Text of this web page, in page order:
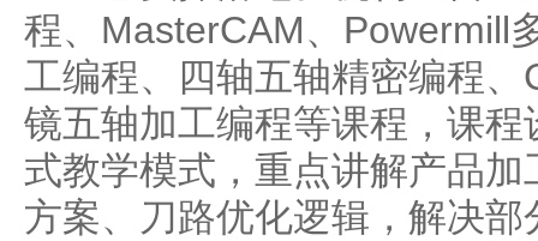
程、MasterCAM、Powermill
工编程、四轴五轴精密编程
镜五轴加工编程等课程，课
式教学模式，重点讲解产品
方案、刀路优化逻辑，解决